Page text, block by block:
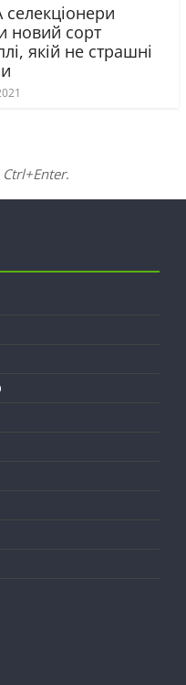
новий сорт
якій не страшні
Ctrl+Enter.